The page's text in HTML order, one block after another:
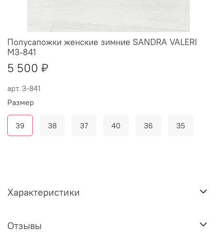
арт. 3-841
Полусапожки женские зимние SANDRA VALERI
M3-841
5 500 ₽
Размер
39 38 37 40 36 35
Характеристики
Отзывы